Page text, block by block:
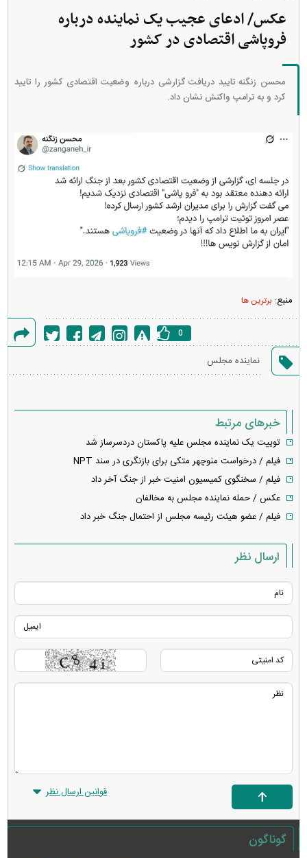
عکس/ ادعای عجیب یک نماینده درباره
فروپاشی اقتصادی در کشور
محسن زنگنه تایید دریافت گزارشی درباره وضعیت اقتصادی کشور را تایید
کرد و به ترامپ واکنش نشان داد.
منبع: برترین ها
خطا
0
نماینده مجلس
خبرهای مرتبط
توییت یک نماینده مجلس علیه پاکستان دردسرساز شد
فیلم / درخواست منوچهر متکی برای بازنگری در سند NPT
فیلم / سخنگوی کمیسیون امنیت خبر از جنگ آخر داد
عکس / حمله نماینده مجلس به مخالفان
فیلم / عضو هیئت رئیسه مجلس از احتمال جنگ خبر داد
ارسال نظر
قوانین ارسال نظر
گوناگون